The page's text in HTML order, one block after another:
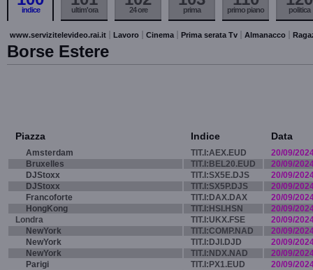
indice ultim'ora 24 ore prima primo piano politica
www.servizitelevideo.rai.it Lavoro Cinema Prima serata Tv Almanacco
Borse Estere
Piazza Indice Data
Amsterdam TIT.I:AEX.EUD
20/09/
Bruxelles
TIT.I:BEL20.EUD
20/09/
DJStoxx
TIT.I:SX5E.DJS
20/09/
DJStoxx
TIT.I:SX5P.DJS
20/09/
Francoforte
TIT.I:DAX.DAX
20/09/
HongKong
TIT.I:HSI.HSN
20/09/
Londra
TIT.I:UKX.FSE
20/09/
NewYork
TIT.I:COMP.NAD
20/09/
NewYork
TIT.I:DJI.DJD
20/09/
NewYork
TIT.I:NDX.NAD
20/09/
Parigi
TIT.I:PX1.EUD
20/09/